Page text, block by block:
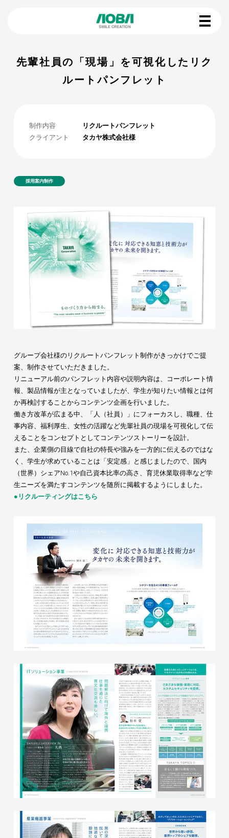
先輩社員の「現場」を可視化したリク
ルートパンフレット
制作内容
リクルートパンフレット
クライアント
タカヤ株式会社様
採用案内制作
グループ会社様のリクルートパンフレット制作がきっかけでご提
案、制作させていただきました。
リニューアル前のパンフレット内容や説明内容は、コーポレート情
報、製品情報が主となっていましたが、学生が知りたい情報とは何
か再検討することからコンテンツ企画を行いました。
働き方改革が広まる中、「人（社員）」にフォーカスし、職種、仕
事内容、福利厚生、女性の活躍など先輩社員の現場を可視化して伝
えることをコンセプトとしてコンテンツストーリーを設計。
また、企業側の目線で自社の特長や強みを一方的に伝えるのではな
く、学生が求めていることは「安定感」と感じましたので、国内
（世界）シェアNo.1や自己資本比率の高さ、育児休業取得率など学
生ニーズを満たすコンテンツを随所に掲載するようにしました。
●リクルーティングはこちら